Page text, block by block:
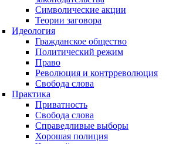
Символические акции
Теории заговора
Идеология
Гражданское общество
Политический режим
Право
Революция и контрреволюция
Свобода слова
Практика
Приватность
Свобода слова
Справедливые выборы
Хорошая полиция